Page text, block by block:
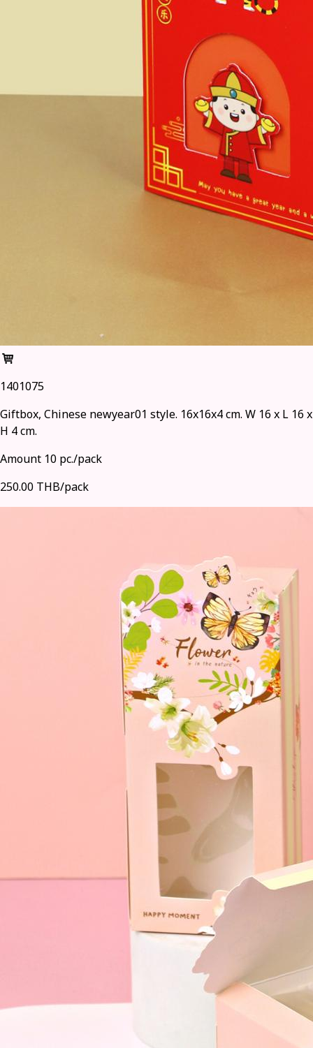
1401075
Giftbox, Chinese newyear01 style. 16x16x4 cm. W 16 x L 16 x
H 4 cm.
Amount 10 pc./pack
250.00 THB/pack